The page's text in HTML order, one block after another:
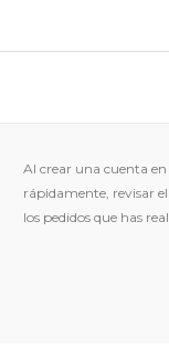
Al crear una cuenta
rápidamente, revisar
los pedidos que has